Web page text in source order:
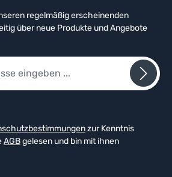
regelmäßig erscheinenden
über neue Produkte und Angebote
zur Kenntnis
AGBgelesen und bin mit ihnen